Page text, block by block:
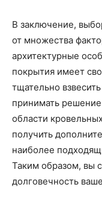
В заключение,
от множества
архитектурные
покрытия имеет
тщательно
принимать
области
получить
наиболее
Таким образом, вы
долговечность